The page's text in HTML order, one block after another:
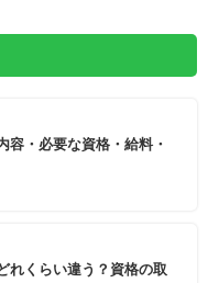
容・必要な資格・給料・
れくらい違う？資格の取